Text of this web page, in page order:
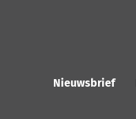
Nieuwsbrief